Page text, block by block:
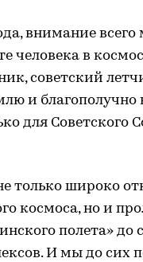
внимание
человека в
советский
и благополучно
для Советского
только широко
космоса, но и
полета» до
И мы до сих